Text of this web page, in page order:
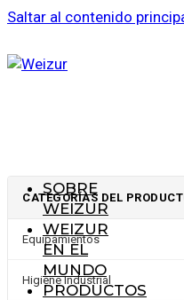
Saltar al contenido
SOBRE
WEIZUR
WEIZUR
EN EL
MUNDO
PRODUCTOS
CATEGORÍAS DEL
Equipamientos
Higiene Industrial